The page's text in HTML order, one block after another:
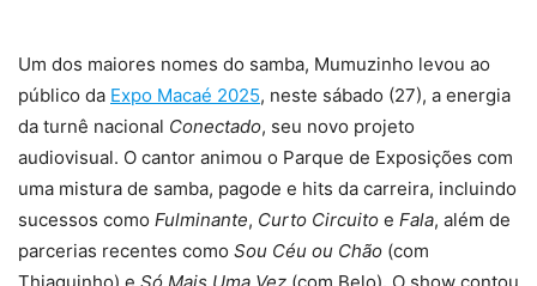
Um dos maiores nomes do samba, Mumuzinho levou ao
público da Expo Macaé 2025, neste sábado (27), a energia
da turnê nacional Conectado, seu novo projeto
audiovisual. O cantor animou o Parque de Exposições com
uma mistura de samba, pagode e hits da carreira, incluindo
sucessos como Fulminante, Curto Circuito e Fala, além de
parcerias recentes como Sou Céu ou Chão (com